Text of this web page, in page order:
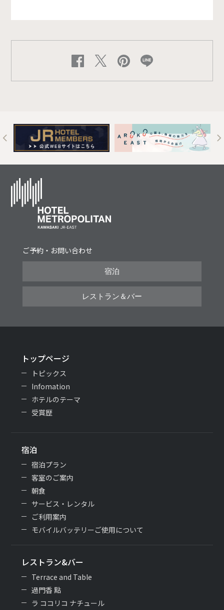
ご予約・お問い合わせ
宿泊
レストラン＆バー
トップページ
トピックス
Infomation
ホテルのテーマ
受賞歴
宿泊
宿泊プラン
客室のご案内
朝食
サービス・レンタル
ご利用案内
モバイルバッテリーご使用について
レストラン&バー
Terrace and Table
過門香 點
ラ ココリコ ナチュール